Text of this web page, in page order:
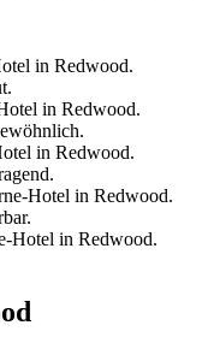
in Redwood.
in Redwood.
in Redwood.
Hotel in Redwood.
Hotel in Redwood.